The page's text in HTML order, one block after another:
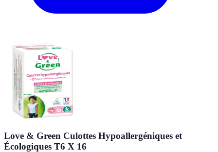
Love & Green Culottes Hypoallergéniques et
Écologiques T6 X 16